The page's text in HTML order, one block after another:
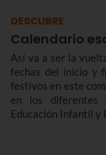
DESCUBRE
Calendario
Así va a ser la
fechas del inicio y
festivos en este
en los diferentes
Educación Infantil y